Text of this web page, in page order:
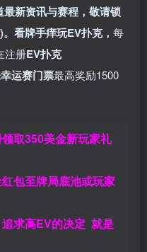
新资讯与赛程， 敬请锁
)。 看牌手痒玩EV扑克， 每
注册EV扑克
运赛门票最高奖励1500
取350美金新玩家礼
包至牌局底池或玩家
追求高EV的决定 就是